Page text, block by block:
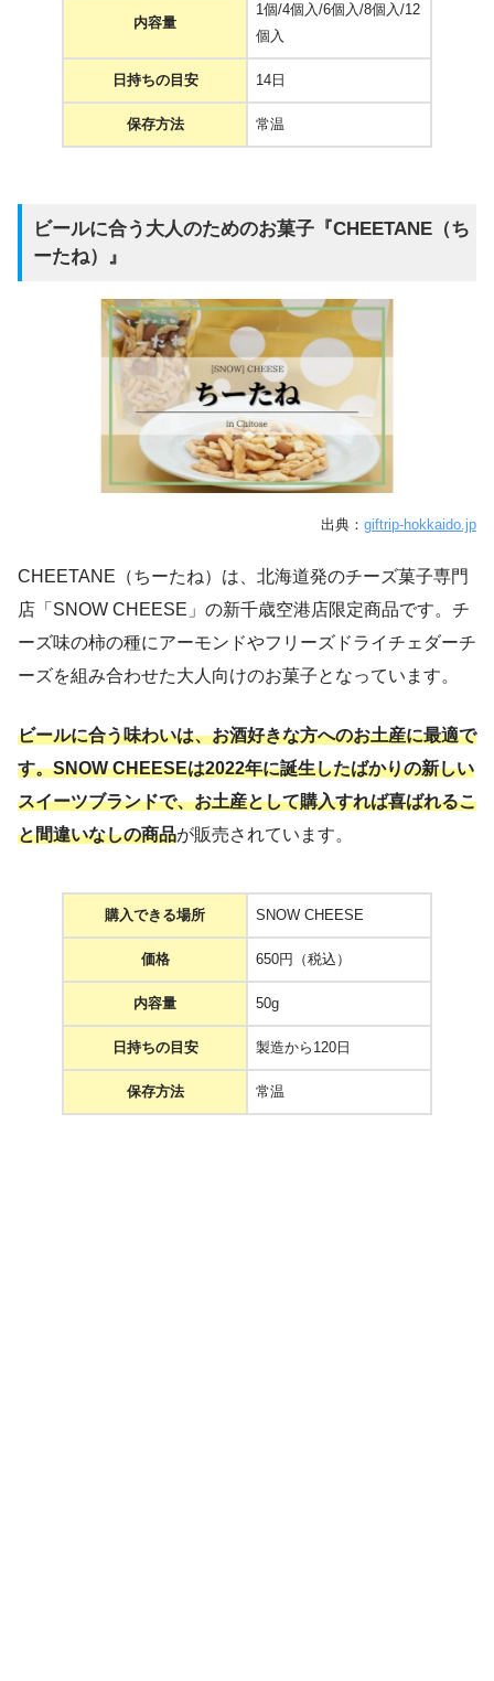
内容量
1個/4個入/6個入/8個入/12
個入
日持ちの目安 14日
保存方法 常温
ビールに合う大人のためのお菓子『CHEETANE（ち
ーたね）』
出典： giftrip-hokkaido.jp
CHEETANE（ちーたね）は、北海道発のチーズ菓子専門
店「SNOW CHEESE」の新千歳空港店限定商品です。チ
ーズ味の柿の種にアーモンドやフリーズドライチェダーチ
ーズを組み合わせた大人向けのお菓子となっています。
ビールに合う味わいは、お酒好きな方へのお土産に最適で
す。SNOW CHEESEは2022年に誕生したばかりの新しい
スイーツブランドで、お土産として購入すれば喜ばれるこ
と間違いなしの商品が販売されています。
購入できる場所 SNOW CHEESE
価格 650円（税込）
内容量 50g
日持ちの目安 製造から120日
保存方法 常温